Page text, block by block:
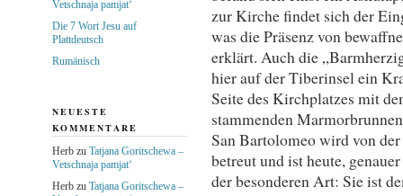
zur Kirche findet sich der
was die Präsenz von
erklärt. Auch die
hier auf der Tiberinsel ein
Seite des Kirchplatzes mit
stammenden
San Bartolomeo wird von
betreut und ist heute,
der besonderen Art: Sie ist
Vetschnaja pamjat‘
Die 7 Wort Jesu auf
Plattdeutsch
Rumänisch
NEUESTE
KOMMENTARE
Herbzu Tatjana Goritschewa –
Vetschnaja pamjat‘
Herbzu Tatjana Goritschewa –